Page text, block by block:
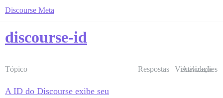
Discourse Meta
discourse-id
Tópico Respostas Visualizações
Atividade
A ID do Discourse exibe seu